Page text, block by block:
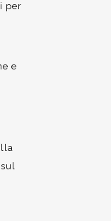
per
e